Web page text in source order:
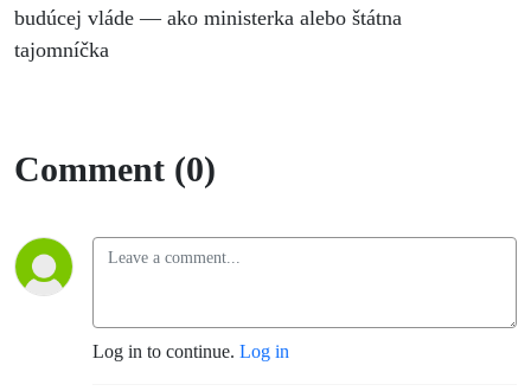
budúcej vláde — ako ministerka alebo štátna
tajomníčka
Comment (0)
Log in to continue. Log in